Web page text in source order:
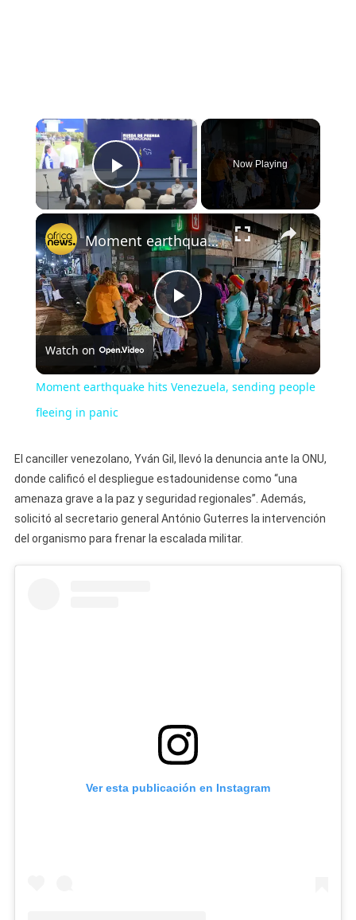
×
Play Video
Now Playing
×
Play
Video
Moment earthquake hits Venezuela, sending people fleeing in panic
Watch on
Moment earthquake hits Venezuela, sending people
fleeing in panic
El canciller venezolano, Yván Gil, llevó la denuncia ante la ONU,
donde calificó el despliegue estadounidense como “una
amenaza grave a la paz y seguridad regionales”. Además,
solicitó al secretario general António Guterres la intervención
del organismo para frenar la escalada militar.
Ver esta publicación en Instagram